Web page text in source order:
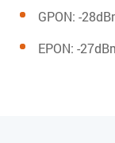
GPON: -
EPON: -